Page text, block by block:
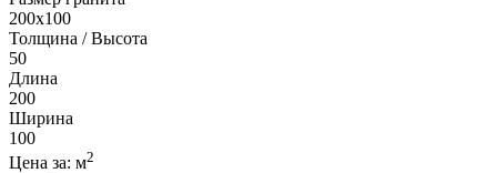
200х100
Толщина / Высота
50
Длина
200
Ширина
100
Цена за: м2